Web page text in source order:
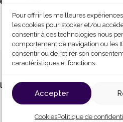
Pour offrir les meilleures
les cookies pour stocker et/ou
consentir à ces technologies nous
comportement de navigation ou les
consentir ou de retirer son
caractéristiques et fonctions.
Accepter
CookiesPolitique de
d’utilisation Cookies